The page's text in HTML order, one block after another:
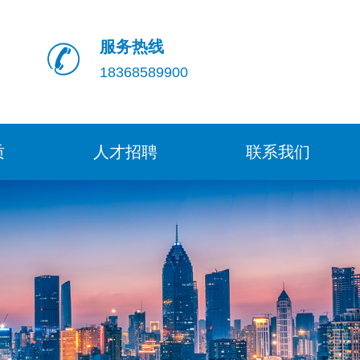
服务热线
18368589900
人才招聘 联系我们